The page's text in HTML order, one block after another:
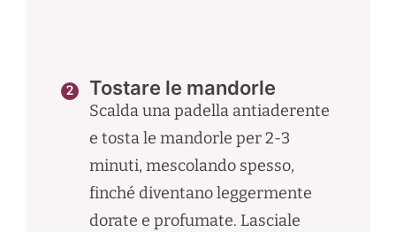
Tostare le mandorle
Scalda una padella antiaderente
e tosta le mandorle per 2-3
minuti, mescolando spesso,
finché diventano leggermente
dorate e profumate. Lasciale